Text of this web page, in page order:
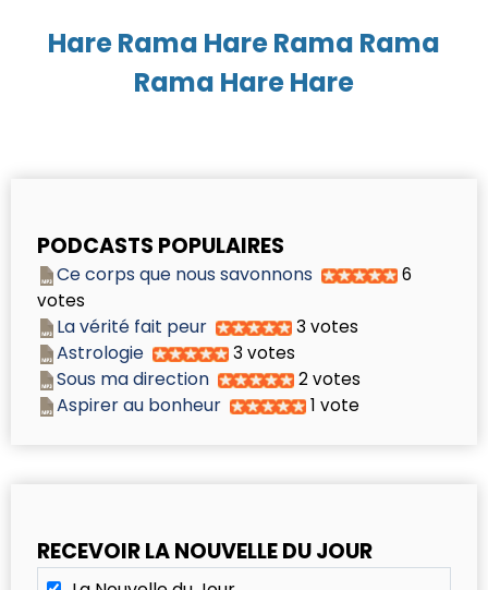
Hare Rama Hare Rama Rama
Rama Hare Hare
PODCASTS POPULAIRES
Ce corps que nous savonnons
6
votes
La vérité fait peur 3 votes
Astrologie 3 votes
Sous ma direction 2 votes
Aspirer au bonheur 1 vote
RECEVOIR LA NOUVELLE DU JOUR